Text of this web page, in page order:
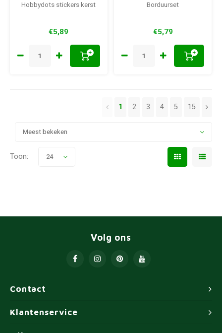
Hobbydots stickers kerst
€5,89
+
Borduurset
€5,79
+
Meest bekeken
1 2 3 4 5 15
Toon: 24
Contact
Volg ons
Klantenservice